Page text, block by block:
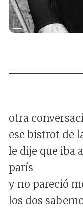
otra
ese bistrot de
le dije que iba
parís
y no pareció
los dos